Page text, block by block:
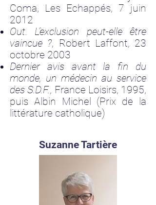
Coma, Les Echappés, 7 juin
2012
Out. L’exclusion peut-elle être
vaincue ?, Robert Laffont, 23
octobre 2003
Dernier avis avant la fin du
monde, un médecin au service
des S.D.F., France Loisirs, 1995,
puis Albin Michel (Prix de la
littérature catholique)
Suzanne Tartière